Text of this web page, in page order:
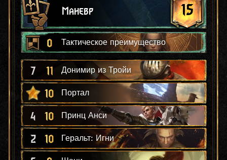
Маневр 15
0 Тактическое преимущество
7 11 Донимир из Тройи
10 Портал
4 10 Принц Анси
2 10 Геральт: Игни